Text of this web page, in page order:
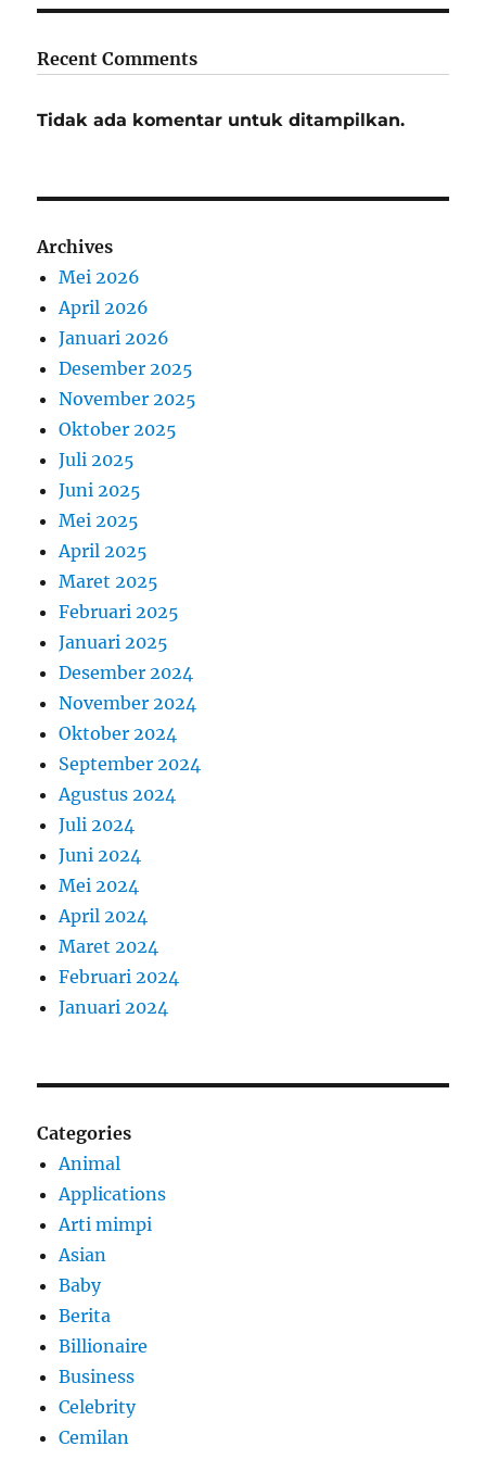
Recent Comments
Tidak ada komentar untuk ditampilkan.
Archives
Mei 2026
April 2026
Januari 2026
Desember 2025
November 2025
Oktober 2025
Juli 2025
Juni 2025
Mei 2025
April 2025
Maret 2025
Februari 2025
Januari 2025
Desember 2024
November 2024
Oktober 2024
September 2024
Agustus 2024
Juli 2024
Juni 2024
Mei 2024
April 2024
Maret 2024
Februari 2024
Januari 2024
Categories
Animal
Applications
Arti mimpi
Asian
Baby
Berita
Billionaire
Business
Celebrity
Cemilan